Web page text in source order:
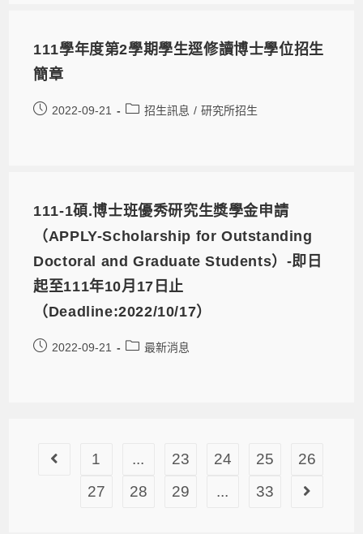
111學年度第2學期學生逕修讀博士學位招生
簡章
2022-09-21 招生訊息 / 研究所招生
111-1碩.博士班優秀研究生獎學金申請
（APPLY-Scholarship for Outstanding
Doctoral and Graduate Students）-即日
起至111年10月17日止
（Deadline:2022/10/17）
2022-09-21 最新消息
1 ... 23 24 25
26
27
28 29 ... 33